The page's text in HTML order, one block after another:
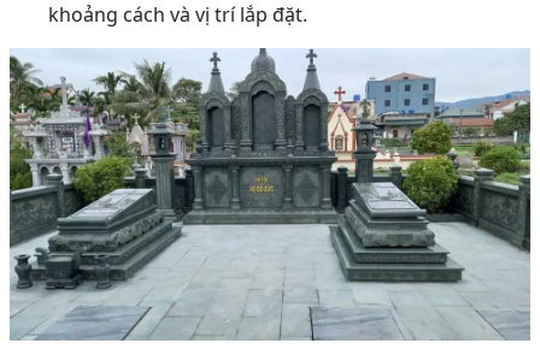
khoảng cách và vị trí lắp đặt.